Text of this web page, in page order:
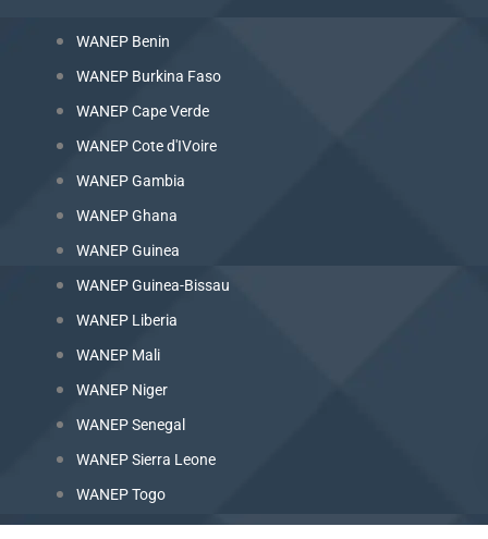
WANEP Benin
WANEP Burkina Faso
WANEP Cape Verde
WANEP Cote d'IVoire
WANEP Gambia
WANEP Ghana
WANEP Guinea
WANEP Guinea-Bissau
WANEP Liberia
WANEP Mali
WANEP Niger
WANEP Senegal
WANEP Sierra Leone
WANEP Togo